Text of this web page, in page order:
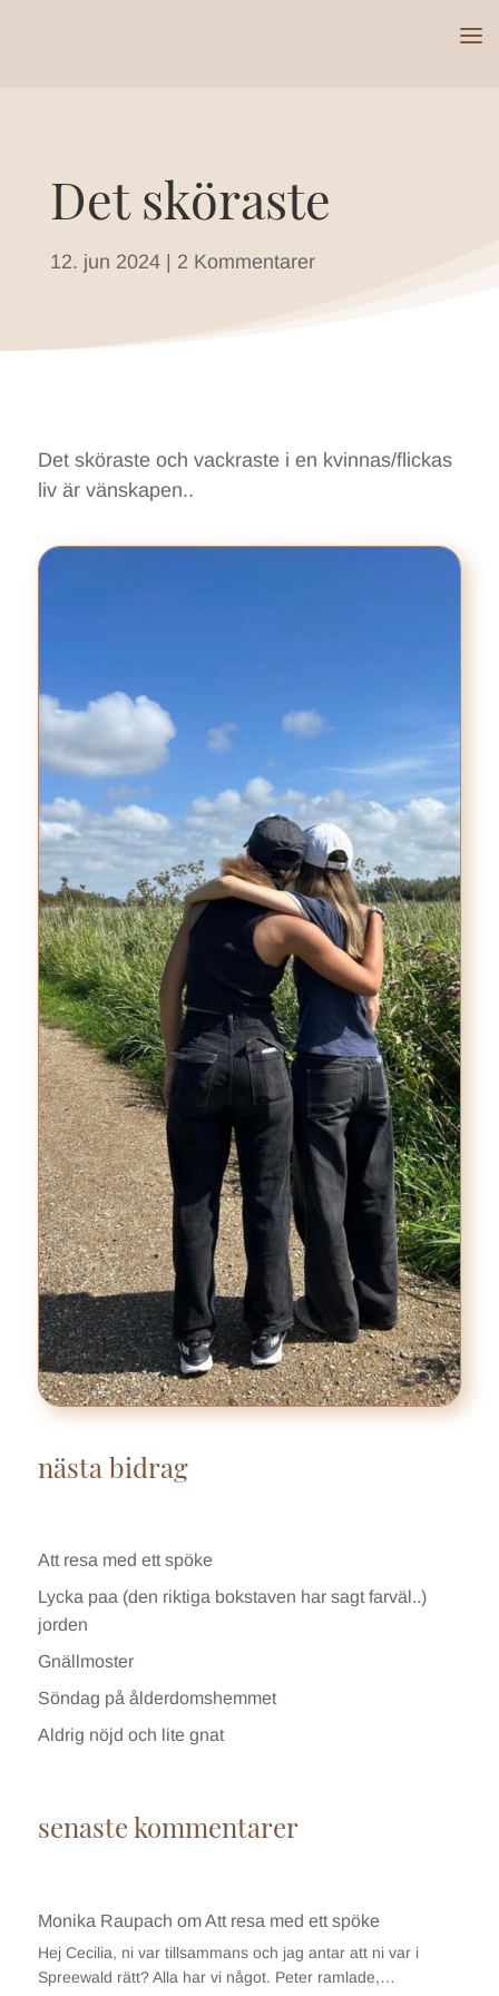
Det sköraste
12. jun 2024| 2 Kommentarer
Det sköraste och vackraste i en kvinnas/flickas
liv är vänskapen..
nästa bidrag
Att resa med ett spöke
Lycka paa (den riktiga bokstaven har sagt farväl..)
jorden
Gnällmoster
Söndag på ålderdomshemmet
Aldrig nöjd och lite gnat
senaste kommentarer
Monika Raupach omAtt resa med ett spöke
Hej Cecilia, ni var tillsammans och jag antar att ni var i
Spreewald rätt? Alla har vi något. Peter ramlade,…